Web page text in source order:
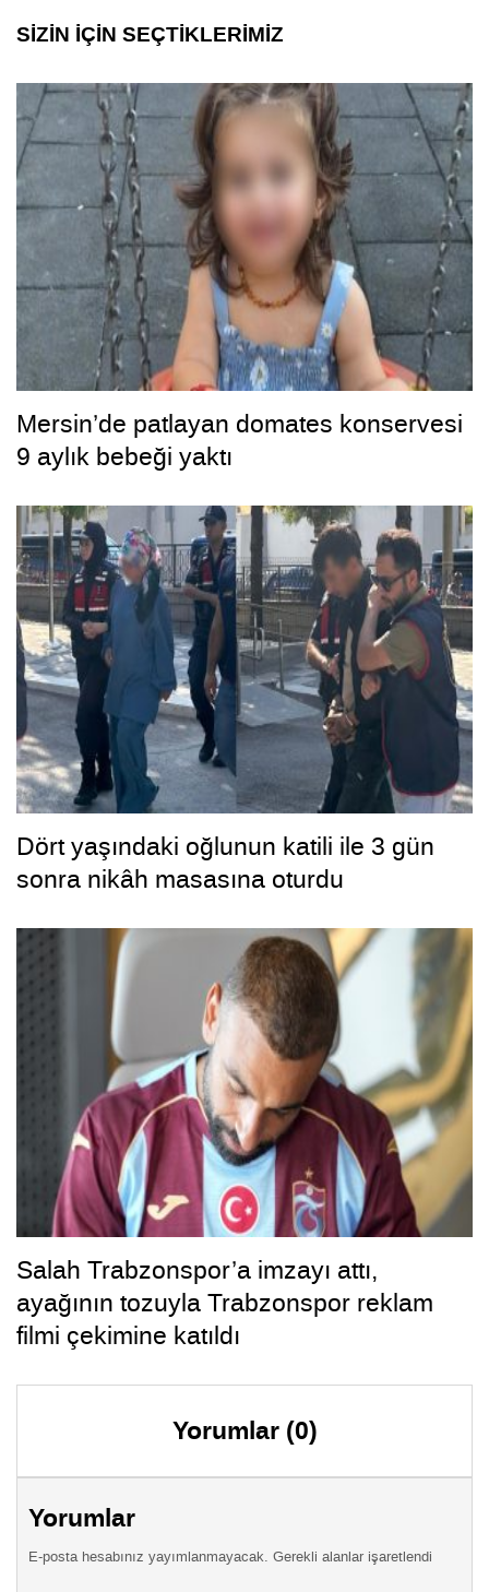
SİZİN İÇİN SEÇTİKLERİMİZ
Mersin’de patlayan domates konservesi
9 aylık bebeği yaktı
Dört yaşındaki oğlunun katili ile 3 gün
sonra nikâh masasına oturdu
Salah Trabzonspor’a imzayı attı,
ayağının tozuyla Trabzonspor reklam
filmi çekimine katıldı
Yorumlar (0)
Yorumlar
E-posta hesabınız yayımlanmayacak. Gerekli alanlar işaretlendi